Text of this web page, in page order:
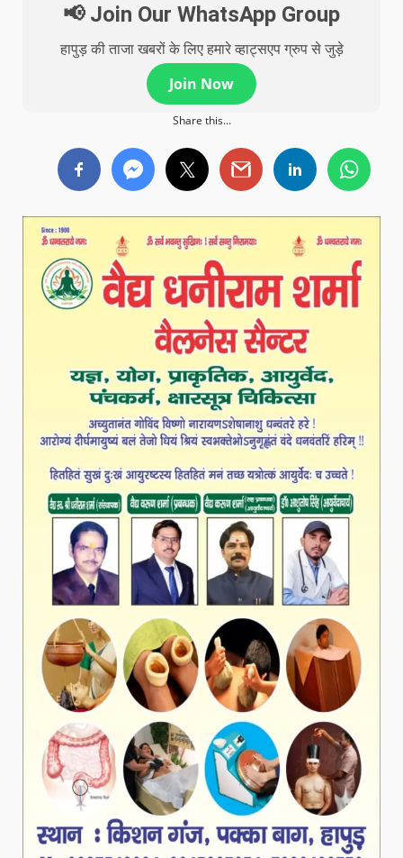
📢 Join Our WhatsApp Group
हापुड़ की ताजा खबरों के लिए हमारे व्हाट्सएप ग्रुप से जुड़े
Join Now
Share this...